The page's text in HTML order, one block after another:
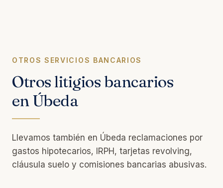
OTROS SERVICIOS BANCARIOS
Otros litigios bancarios
en Úbeda
Llevamos también en Úbeda reclamaciones por
gastos hipotecarios, IRPH, tarjetas revolving,
cláusula suelo y comisiones bancarias abusivas.